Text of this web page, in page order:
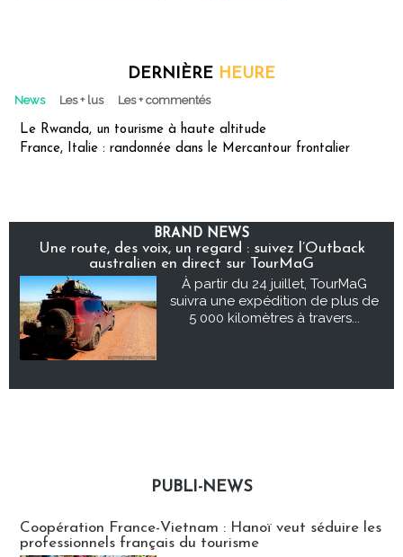
DERNIÈRE HEURE
News Les + lus Les + commentés
Le Rwanda, un tourisme à haute altitude
France, Italie : randonnée dans le Mercantour frontalier
BRAND NEWS
Une route, des voix, un regard : suivez l’Outback
australien en direct sur TourMaG
À partir du 24 juillet, TourMaG
suivra une expédition de plus de
5 000 kilomètres à travers...
PUBLI-NEWS
Coopération France-Vietnam : Hanoï veut séduire les
professionnels français du tourisme